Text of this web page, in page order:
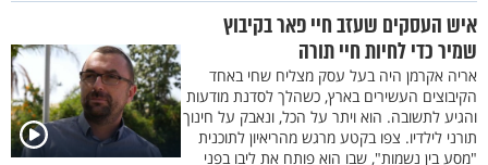
איש העסקים שעזב חיי פאר בקיבוץ
שמיר כדי לחיות חיי תורה
אריה אקרמן היה בעל עסק מצליח שחי באחד
הקיבוצים העשירים בארץ, כשהלך לסדנת מודעות
והגיע לתשובה. הוא ויתר על הכל, ונאבק על חינוך
תורני לילדיו. צפו בקטע מרגש מהריאיון לתוכנית
"מסע בין נשמות", שבו הוא פותח את ליבו בפני